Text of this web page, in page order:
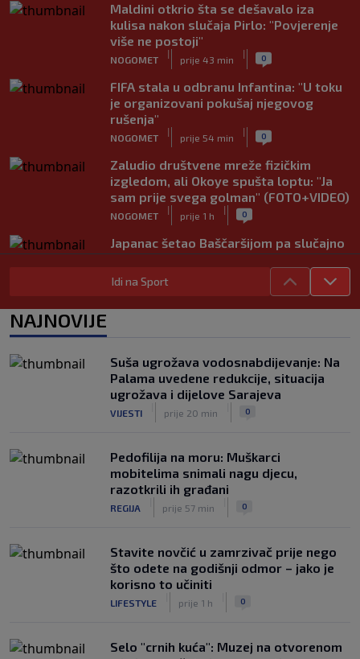
Maldini otkrio šta se dešavalo iza
kulisa nakon slučaja Pirlo: "Povjerenje
više ne postoji"
NOGOMET
|
prije 43 min
| 0
FIFA stala u odbranu Infantina: "U toku
je organizovani pokušaj njegovog
rušenja"
NOGOMET
|
prije 54 min
| 0
Zaludio društvene mreže fizičkim
izgledom, ali Okoye spušta loptu: "Ja
sam prije svega golman" (FOTO+VIDEO)
NOGOMET
|
prije 1 h
| 0
Japanac šetao Baščaršijom pa slučajno
sreo legendu Galatasaraya: Nije znao
ko je čovjek ispred njega
|
NOGOMET
| | 0
"Peković je imao 140 kila, nisam mogao
to da ga pitam": Luda priča NBA
Idi na Sport
NAJNOVIJE
Suša ugrožava vodosnabdijevanje: Na
Palama uvedene redukcije, situacija
ugrožava i dijelove Sarajeva
VIJESTI prije 20 min 0
Pedofilija na moru: Muškarci
mobitelima snimali nagu djecu,
razotkrili ih građani
REGIJA prije 57 min 0
Stavite novčić u zamrzivač prije nego
što odete na godišnji odmor – jako je
korisno to učiniti
LIFESTYLE prije 1 h 0
Selo "crnih kuća": Muzej na otvorenom